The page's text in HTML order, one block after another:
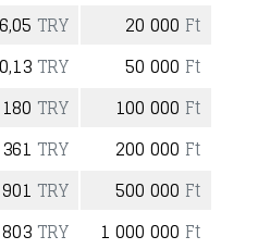
TRY 20 000 Ft
TRY 50 000 Ft
TRY 100 000 Ft
TRY 200 000 Ft
TRY 500 000 Ft
TRY 1 000 000 Ft